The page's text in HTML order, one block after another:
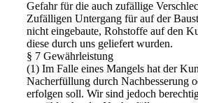
Gefahr für die auch zufällige
Zufälligen Untergang für auf der
nicht eingebaute, Rohstoffe auf den
diese durch uns geliefert wurden.
§ 7 Gewährleistung
(1) Im Falle eines Mangels hat der
Nacherfüllung durch Nachbesserung
erfolgen soll. Wir sind jedoch